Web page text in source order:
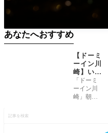
あなたへおすすめ
【ドーミ
ーイン川
崎】いく
らと海鮮
盛り放題
朝食ブロ
「ドーミ
ーイン川
崎」朝食